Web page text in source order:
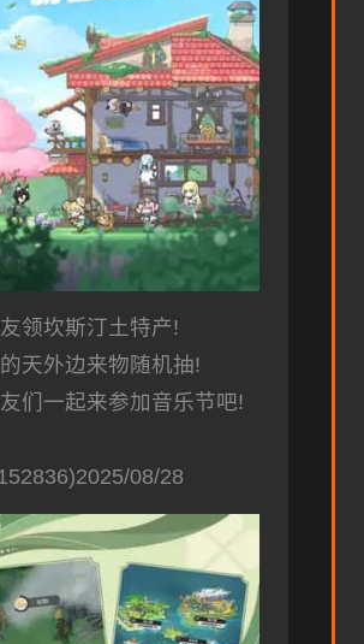
领坎斯汀土特产!
天外边来物随机抽!
们一起来参加音乐节吧!
08/28